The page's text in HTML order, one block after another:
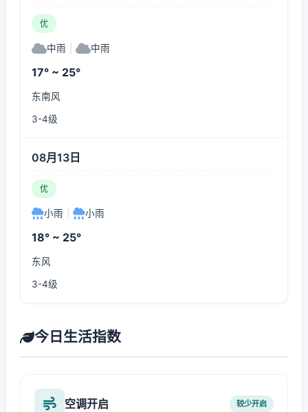
优
中雨 中雨
17° ~ 25°
东南风
3-4级
08月13日
优
小雨 小雨
18° ~ 25°
东风
3-4级
今日生活指数
空调开启 较少开启